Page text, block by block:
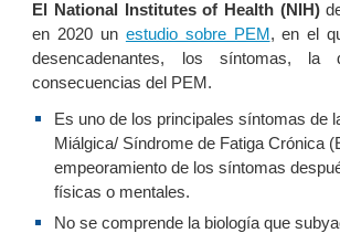
El National Institutes of Health (NIH)
en 2020 un estudio sobre PEM , en el
desencadenantes, los síntomas,
consecuencias del PEM.
Es uno de los principales síntomas de
Miálgica/ Síndrome de Fatiga Crónica
empeoramiento de los síntomas
físicas o mentales.
No se comprende la biología que